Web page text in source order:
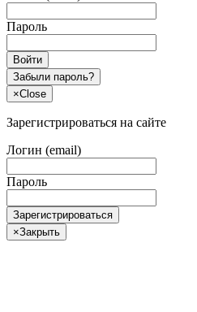
Пароль
Войти
Забыли пароль?
×Close
Зарегистрироваться на сайте
Логин (email)
Пароль
Зарегистрироваться
×Закрыть